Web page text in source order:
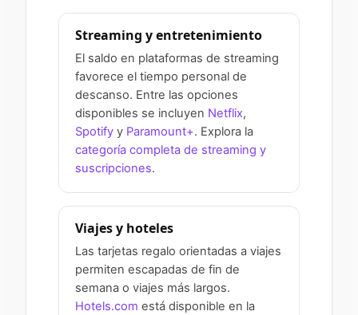
Streaming y entretenimiento
El saldo en plataformas de streaming
favorece el tiempo personal de
descanso. Entre las opciones
disponibles se incluyen Netflix,
Spotify y Paramount+. Explora la
categoría completa de streaming y
suscripciones.
Viajes y hoteles
Las tarjetas regalo orientadas a viajes
permiten escapadas de fin de
semana o viajes más largos.
Hotels.com está disponible en la